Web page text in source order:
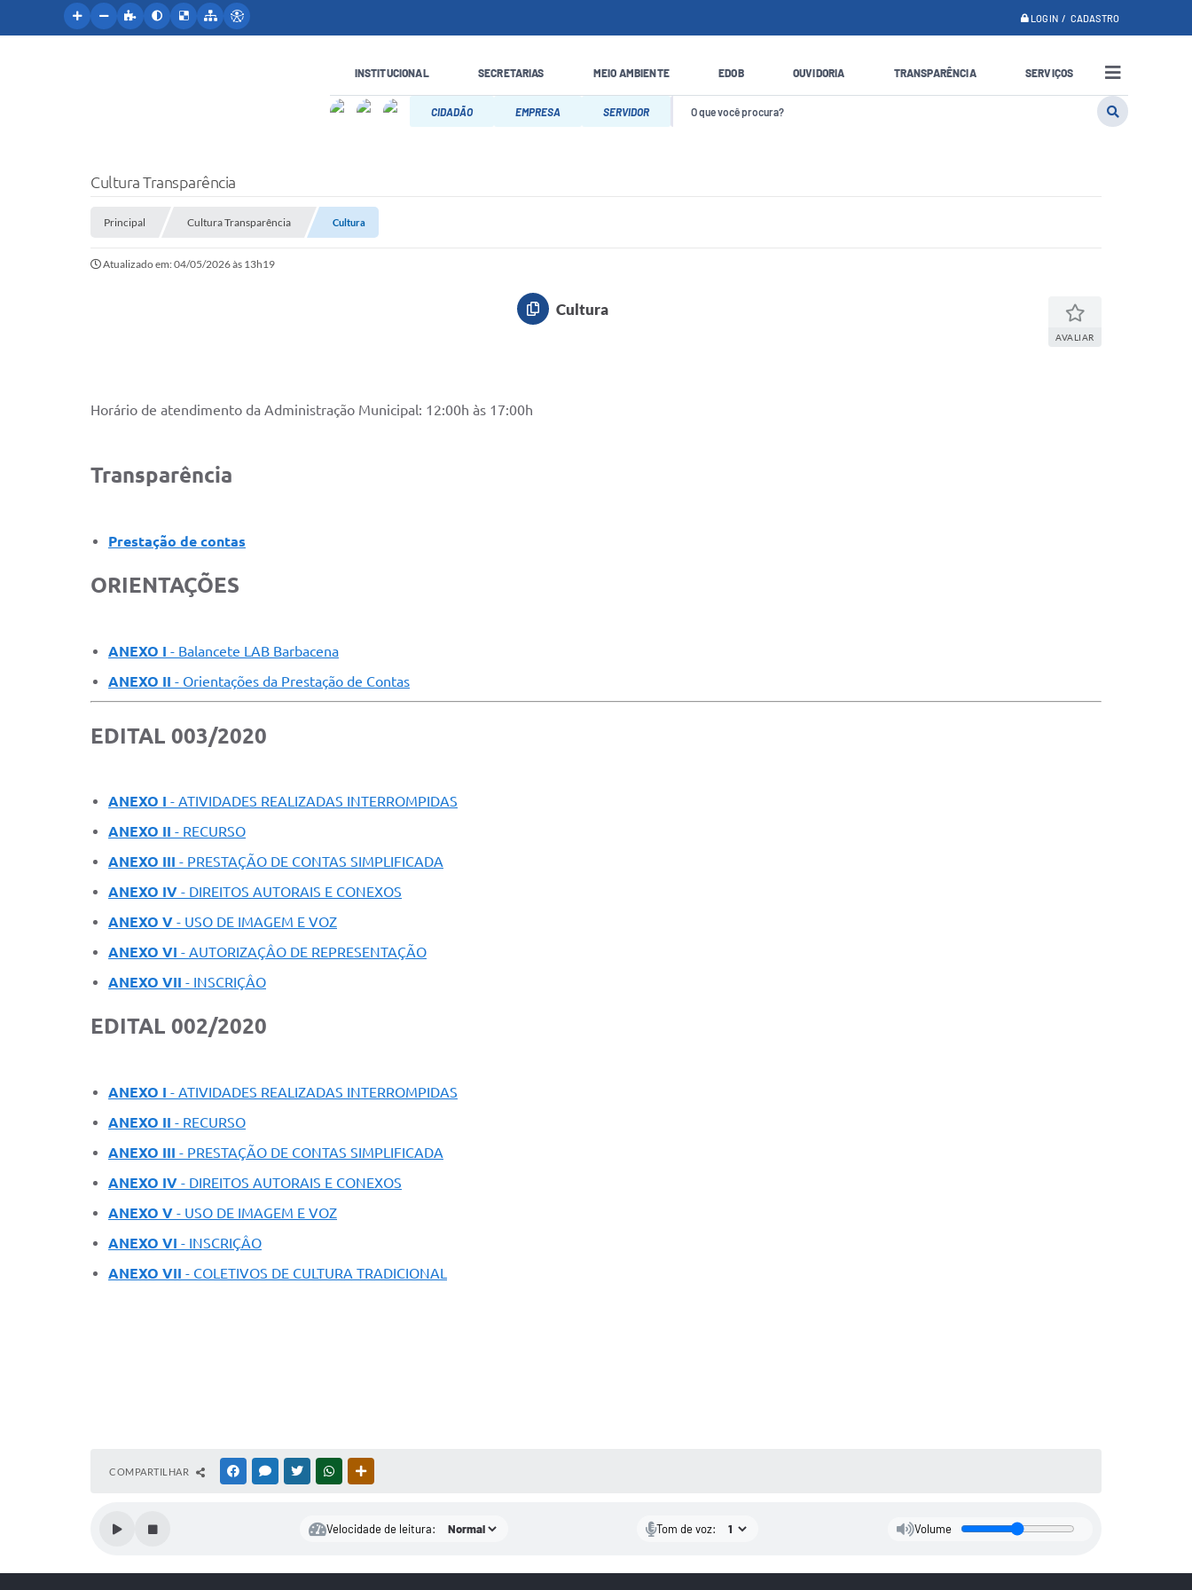
LOGIN / CADASTRO
INSTITUCIONAL SECRETARIAS MEIO AMBIENTE EDOB OUVIDORIA TRANSPARÊNCIA SERVIÇOS
CIDADÃO EMPRESA SERVIDOR
Cultura Transparência
Principal Cultura Transparência Cultura
Atualizado em: 04/05/2026 às 13h19
Cultura
AVALIAR
Horário de atendimento da Administração Municipal: 12:00h às 17:00h
Transparência
Prestação de contas
ORIENTAÇÕES
ANEXO I - Balancete LAB Barbacena
ANEXO II - Orientações da Prestação de Contas
EDITAL 003/2020
ANEXO I - ATIVIDADES REALIZADAS INTERROMPIDAS
ANEXO II - RECURSO
ANEXO III - PRESTAÇÃO DE CONTAS SIMPLIFICADA
ANEXO IV - DIREITOS AUTORAIS E CONEXOS
ANEXO V - USO DE IMAGEM E VOZ
ANEXO VI - AUTORIZAÇÂO DE REPRESENTAÇÃO
ANEXO VII - INSCRIÇÂO
EDITAL 002/2020
ANEXO I - ATIVIDADES REALIZADAS INTERROMPIDAS
ANEXO II - RECURSO
ANEXO III - PRESTAÇÃO DE CONTAS SIMPLIFICADA
ANEXO IV - DIREITOS AUTORAIS E CONEXOS
ANEXO V - USO DE IMAGEM E VOZ
ANEXO VI - INSCRIÇÂO
ANEXO VII - COLETIVOS DE CULTURA TRADICIONAL
COMPARTILHAR FACEBOOKMESSENGER
TWITTERWHATSAPP
Velocidade de leitura: Tom de voz: Volume